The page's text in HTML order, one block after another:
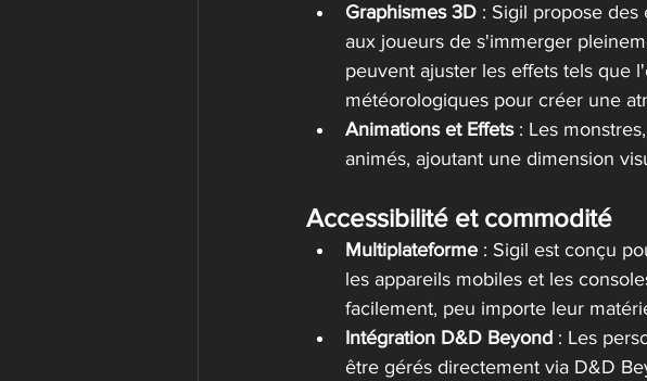
Graphismes 3D : Sigil propose
aux joueurs de s'immerger
peuvent ajuster les effets tels que
météorologiques pour créer une
Animations et Effets : Les
animés, ajoutant une dimension
Accessibilité et commodité
Multiplateforme : Sigil est conçu
les appareils mobiles et les
facilement, peu importe leur
Intégration D&D Beyond : Les
être gérés directement via D&D